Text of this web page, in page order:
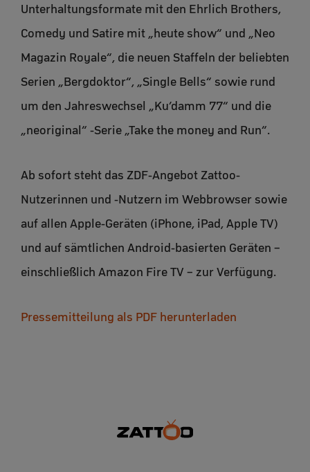
Unterhaltungsformate mit den Ehrlich Brothers,
Comedy und Satire mit „heute show“ und „Neo
Magazin Royale“, die neuen Staffeln der beliebten
Serien „Bergdoktor“, „Single Bells“ sowie rund
um den Jahreswechsel „Ku’damm 77“ und die
„neoriginal“ -Serie „Take the money and Run“.
Ab sofort steht das ZDF-Angebot Zattoo-
Nutzerinnen und -Nutzern im Webbrowser sowie
auf allen Apple-Geräten (iPhone, iPad, Apple TV)
und auf sämtlichen Android-basierten Geräten –
einschließlich Amazon Fire TV – zur Verfügung.
Pressemitteilung als PDF herunterladen